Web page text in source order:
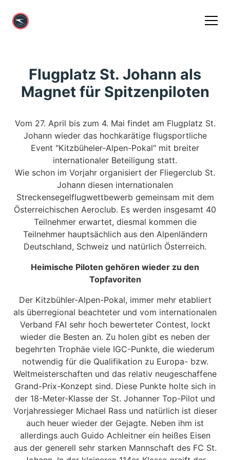
Flugplatz St. Johann als
Magnet für Spitzenpiloten
Vom 27. April bis zum 4. Mai findet am Flugplatz St.
Johann wieder das hochkarätige flugsportliche
Event "Kitzbüheler-Alpen-Pokal" mit breiter
internationaler Beteiligung statt.
Wie schon im Vorjahr organisiert der Fliegerclub St.
Johann diesen internationalen
Streckensegelflugwettbewerb gemeinsam mit dem
Österreichischen Aeroclub. Es werden insgesamt 40
Teilnehmer erwartet, diesmal kommen die
Teilnehmer hauptsächlich aus den Alpenländern
Deutschland, Schweiz und natürlich Österreich.
Heimische Piloten gehören wieder zu den
Topfavoriten
Der Kitzbühler-Alpen-Pokal, immer mehr etabliert
als überregional beachteter und vom internationalen
Verband FAI sehr hoch bewerteter Contest, lockt
wieder die Besten an. Zu holen gibt es neben der
begehrten Trophäe viele IGC-Punkte, die wiederum
notwendig für die Qualifikation zu Europa- bzw.
Weltmeisterschaften und das relativ neugeschaffene
Grand-Prix-Konzept sind. Diese Punkte holte sich in
der 18-Meter-Klasse der St. Johanner Top-Pilot und
Vorjahressieger Michael Rass und natürlich ist dieser
auch heuer wieder der Gejagte. Neben ihm ist
allerdings auch Guido Achleitner ein heißes Eisen
aus der generell sehr starken Mannschaft des FC St.